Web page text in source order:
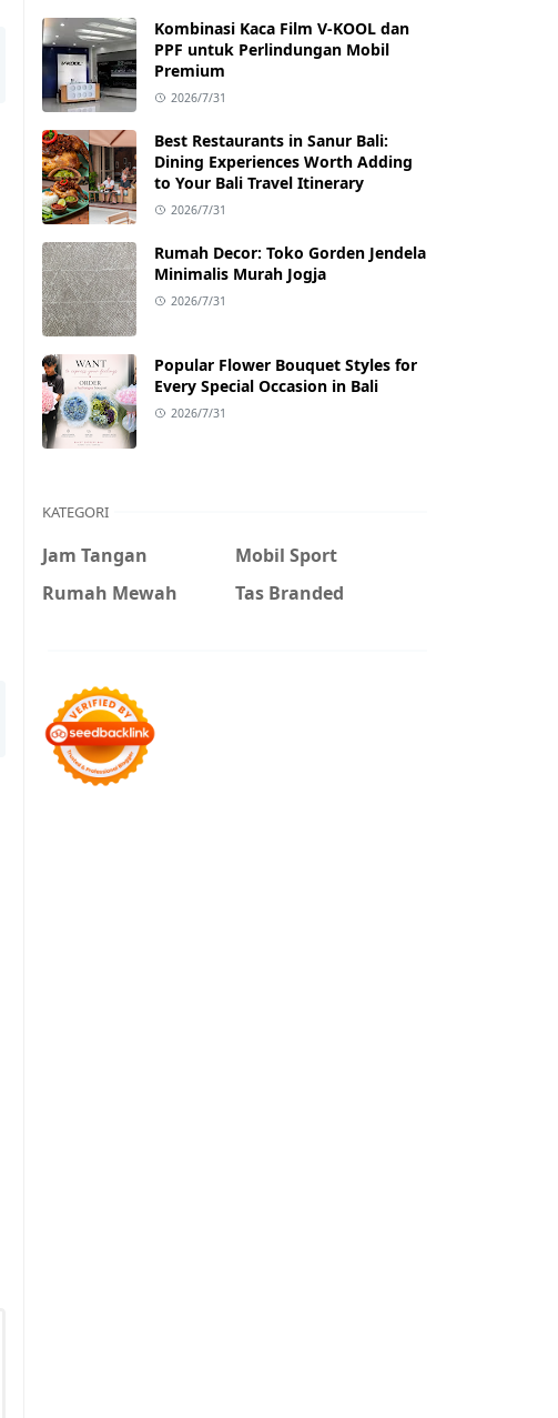
Kombinasi Kaca Film V-KOOL dan
PPF untuk Perlindungan Mobil
Premium
2026/7/31
Best Restaurants in Sanur Bali:
Dining Experiences Worth Adding
to Your Bali Travel Itinerary
2026/7/31
Rumah Decor: Toko Gorden Jendela
Minimalis Murah Jogja
2026/7/31
Popular Flower Bouquet Styles for
Every Special Occasion in Bali
2026/7/31
KATEGORI
Jam Tangan
Mobil Sport
Rumah Mewah
Tas Branded